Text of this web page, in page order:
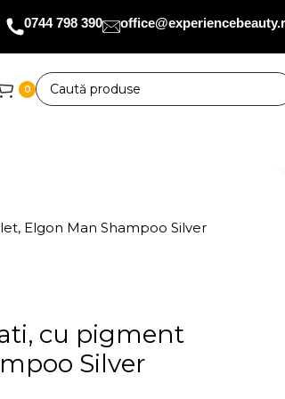
0744 798 390
0
Elgon Man Shampoo Silver
cu pigment
Silver